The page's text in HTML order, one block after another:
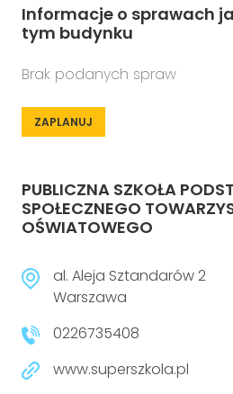
Informacje o sprawach
tym budynku
Brak podanych spraw
ZAPLANUJ
PUBLICZNA SZKOŁA
SPOŁECZNEGO
OŚWIATOWEGO
al. Aleja Sztandarów 2
Warszawa
0226735408
www.superszkola.pl